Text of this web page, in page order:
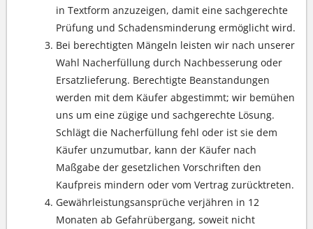
in Textform anzuzeigen, damit eine sachgerechte
Prüfung und Schadensminderung ermöglicht wird.
Bei berechtigten Mängeln leisten wir nach unserer
Wahl Nacherfüllung durch Nachbesserung oder
Ersatzlieferung. Berechtigte Beanstandungen
werden mit dem Käufer abgestimmt; wir bemühen
uns um eine zügige und sachgerechte Lösung.
Schlägt die Nacherfüllung fehl oder ist sie dem
Käufer unzumutbar, kann der Käufer nach
Maßgabe der gesetzlichen Vorschriften den
Kaufpreis mindern oder vom Vertrag zurücktreten.
Gewährleistungsansprüche verjähren in 12
Monaten ab Gefahrübergang, soweit nicht